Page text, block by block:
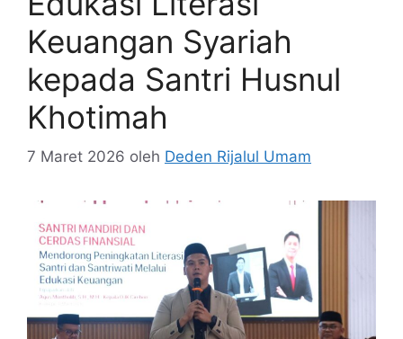
Keuangan Syariah
kepada Santri Husnul
Khotimah
7 Maret 2026 oleh Deden Rijalul Umam